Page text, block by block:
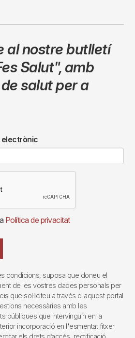
al nostre butlletí
Salut",amb
salut per a
electrònic
Política de privacitat
condicions, suposa que doneu el
de les vostres dades personals per
que sol·liciteu a través d'aquest portal
necessàries amb les
públiques que intervinguin en la
incorporació en l'esmentat fitxer
els drets d’accés, rectificació,